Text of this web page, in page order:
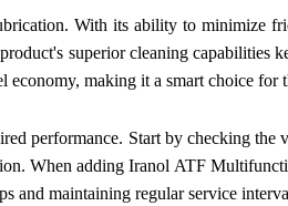
With its ability to minimize
superior cleaning capabilities
making it a smart choice for
performance. Start by checking the
When adding Iranol ATF
and maintaining regular service